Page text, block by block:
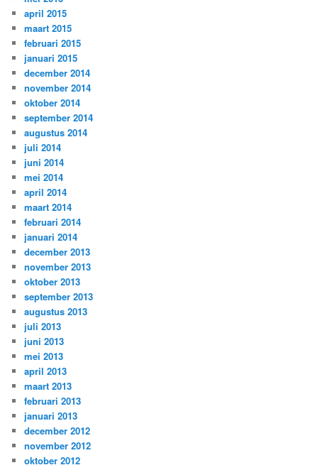
april 2015
maart 2015
februari 2015
januari 2015
december 2014
november 2014
oktober 2014
september 2014
augustus 2014
juli 2014
juni 2014
mei 2014
april 2014
maart 2014
februari 2014
januari 2014
december 2013
november 2013
oktober 2013
september 2013
augustus 2013
juli 2013
juni 2013
mei 2013
april 2013
maart 2013
februari 2013
januari 2013
december 2012
november 2012
oktober 2012